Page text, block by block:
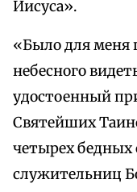
Иисуса».
«Было для меня
небесного
удостоенный
Святейших
четырех бедных
служительниц